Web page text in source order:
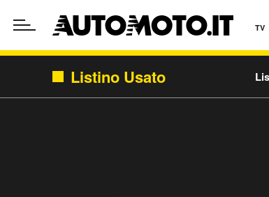
TV
Listino Usato